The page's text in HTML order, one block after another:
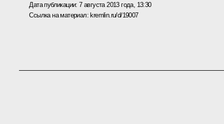
Дата публикации:7 августа 2013 года, 13:30
Ссылка на материал: kremlin.ru/d/19007